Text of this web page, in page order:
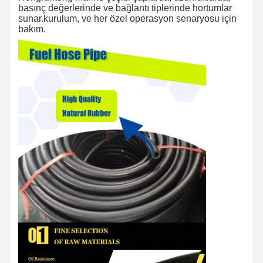
basınç değerlerinde ve bağlantı tiplerinde hortumlar
sunar.kurulum, ve her özel operasyon senaryosu için
bakım.